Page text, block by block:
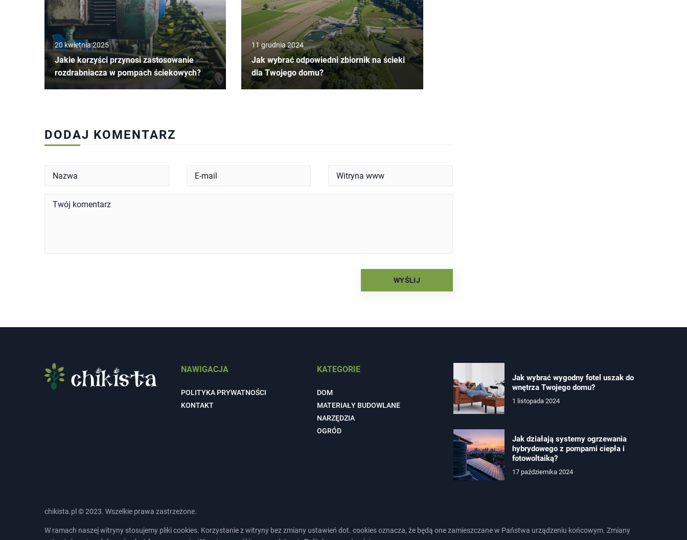
20 kwietnia 2025
Jakie korzyści przynosi zastosowanie
rozdrabniacza w pompach ściekowych?
11 grudnia 2024
Jak wybrać odpowiedni zbiornik na ścieki
dla Twojego domu?
DODAJ KOMENTARZ
NAWIGACJA
POLITYKA PRYWATNOŚCI
KONTAKT
KATEGORIE
DOM
MATERIAŁY BUDOWLANE
NARZĘDZIA
OGRÓD
Jak wybrać wygodny fotel uszak do
wnętrza Twojego domu?
1 listopada 2024
Jak działają systemy ogrzewania
hybrydowego z pompami ciepła i
fotowoltaiką?
17 października 2024
chikista.pl © 2023. Wszelkie prawa zastrzeżone.
W ramach naszej witryny stosujemy pliki cookies. Korzystanie z witryny bez zmiany ustawień dot. cookies oznacza, że będą one zamieszczane w Państwa urządzeniu końcowym. Zmiany